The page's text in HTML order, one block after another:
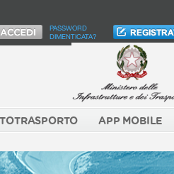
PASSWORD
DIMENTICATA?
APP MOBILE